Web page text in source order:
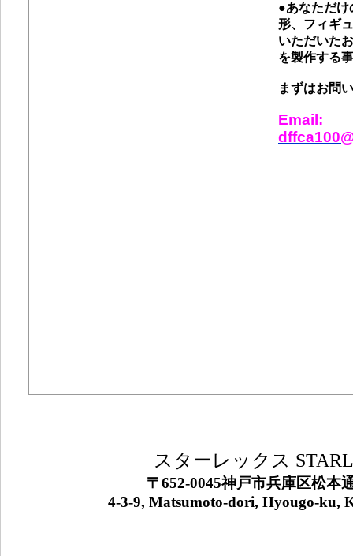
●あなただけ
形、フィギ
いただいた
を製作する
まずはお問
Email:
スターレックス
〒652-0045神戸市兵庫区松本
4-3-9, Matsumoto-dori, Hyougo-ku,